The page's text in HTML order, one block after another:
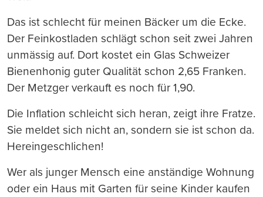
Das ist schlecht für meinen Bäcker um die Ecke.
Der Feinkostladen schlägt schon seit zwei Jahren
unmässig auf. Dort kostet ein Glas Schweizer
Bienenhonig guter Qualität schon 2,65 Franken.
Der Metzger verkauft es noch für 1,90.
Die Inflation schleicht sich heran, zeigt ihre Fratze.
Sie meldet sich nicht an, sondern sie ist schon da.
Hereingeschlichen!
Wer als junger Mensch eine anständige Wohnung
oder ein Haus mit Garten für seine Kinder kaufen